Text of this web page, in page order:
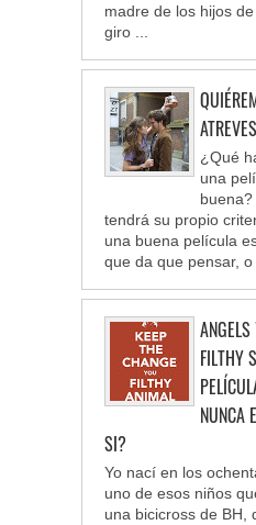
madre de los hijos
giro ...
¿Qué
una
tendrá su propio
una buena película
que da que pensar, o
FILTHY
NUNCA
SI?
Yo nací en los
uno de esos niños
una bicicross de BH,